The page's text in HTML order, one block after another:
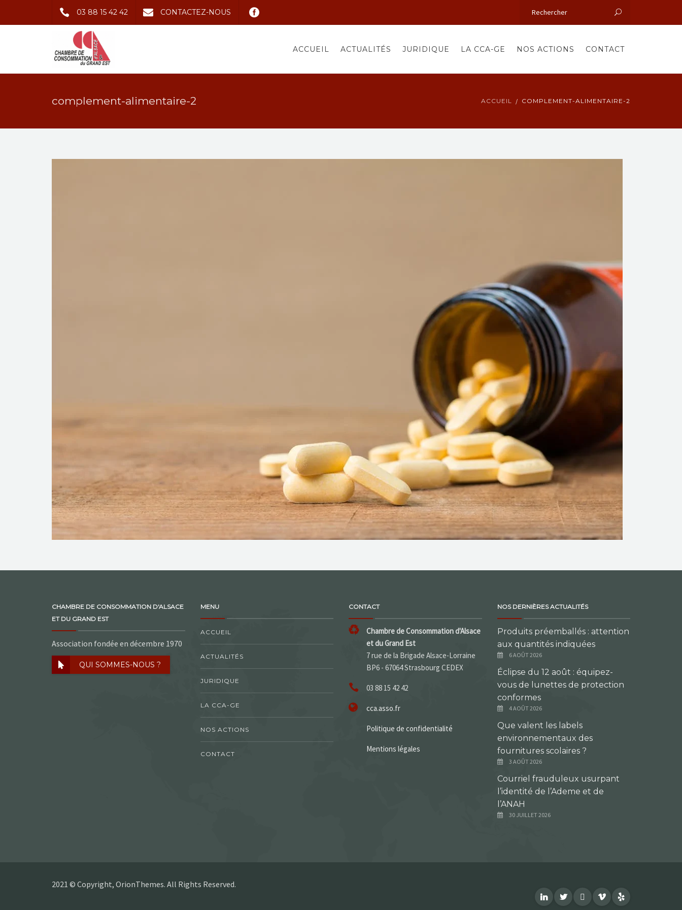
03 88 15 42 42 CONTACTEZ-NOUS
ACCUEIL ACTUALITÉS JURIDIQUE LA CCA-GE NOS ACTIONS CONTACT
complement-alimentaire-2 ACCUEIL COMPLEMENT-ALIMENTAIRE-2
CHAMBRE DE CONSOMMATION D'ALSACE
ET DU GRAND EST
Association fondée en décembre 1970
QUI SOMMES-NOUS ?
MENU
ACCUEIL
ACTUALITÉS
JURIDIQUE
LA CCA-GE
NOS ACTIONS
CONTACT
CONTACT
Chambre de Consommation d'Alsace
et du Grand Est
7 rue de la Brigade Alsace-Lorraine
BP6 - 67064 Strasbourg CEDEX
03 88 15 42 42
cca.asso.fr
Politique de confidentialité
Mentions légales
NOS DERNIÈRES ACTUALITÉS
Produits préemballés : attention
aux quantités indiquées
6 AOÛT 2026
Éclipse du 12 août : équipez-
vous de lunettes de protection
conformes
4 AOÛT 2026
Que valent les labels
environnementaux des
fournitures scolaires ?
3 AOÛT 2026
Courriel frauduleux usurpant
l’identité de l’Ademe et de
l’ANAH
30 JUILLET 2026
2021 © Copyright, OrionThemes. All Rights Reserved.